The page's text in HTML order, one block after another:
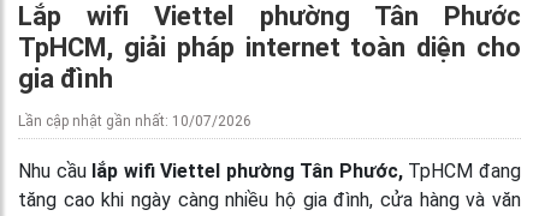
Lắp wifi Viettel phường Tân Phước
TpHCM, giải pháp internet toàn diện cho
gia đình
Lần cập nhật gần nhất: 10/07/2026
Nhu cầu lắp wifi Viettel phường Tân Phước, TpHCM đang
tăng cao khi ngày càng nhiều hộ gia đình, cửa hàng và văn